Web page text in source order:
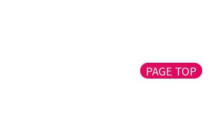
PAGE TOP